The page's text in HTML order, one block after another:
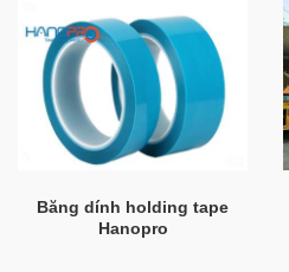
Băng dính holding tape
Hanopro